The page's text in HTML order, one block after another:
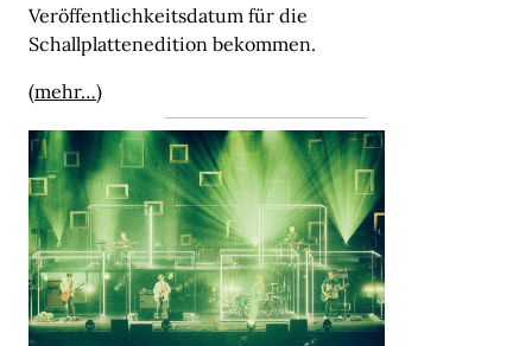
Veröffentlichkeitsdatum für die
Schallplattenedition bekommen.
(mehr…)